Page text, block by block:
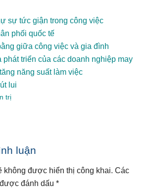
sự tức giận trong công việc
phối quốc tế
giữa công việc và gia đình
phát triển của các doanh nghiệp may
năng suất làm việc
lui
trị
luận
không được hiển thị công khai. Các
đánh dấu*